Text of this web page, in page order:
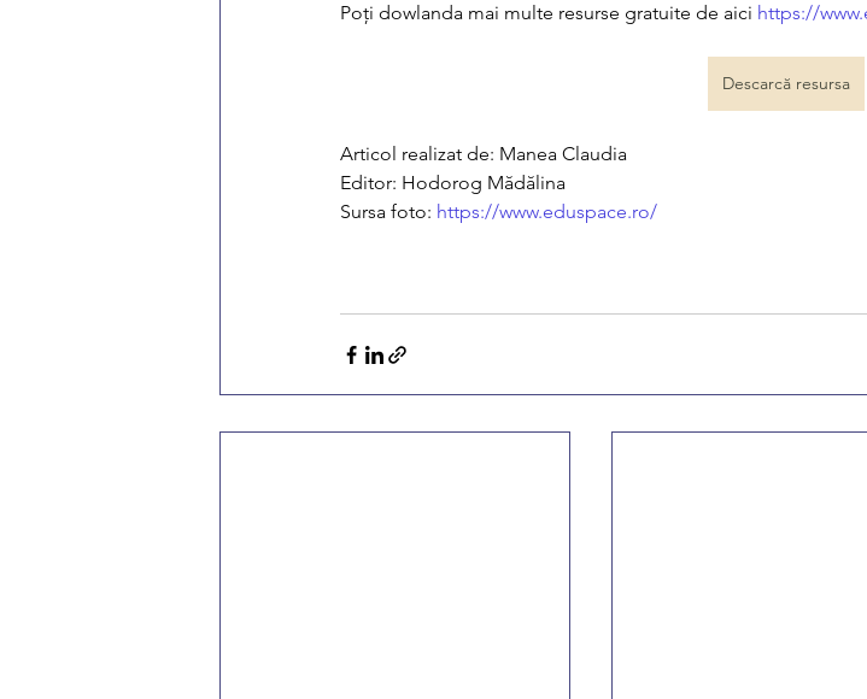
Poți dowlanda mai multe resurse gratuite de aici https://
Descarcă resursa
Articol realizat de: Manea Claudia
Editor: Hodorog Mădălina
Sursa foto: https://www.eduspace.ro/